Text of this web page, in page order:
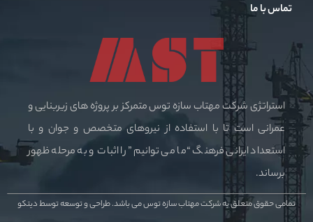
تماس با ما
استراتژی شرکت مهتاب سازه توس متمرکز بر پروژه های زیربنایی و
عمرانی است تا با استفاده از نیروهای متخصص و جوان و با
استعداد ایرانی فرهنگ “ما می توانیم” را اثبات و به مرحله ظهور
برساند.
تمامی حقوق متعلق به شرکت مهتاب سازه توس می باشد.طراحی و توسعه توسط دیتکو